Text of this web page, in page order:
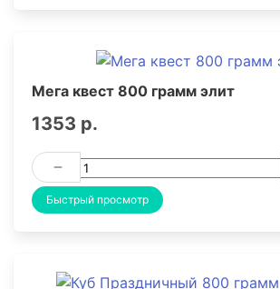
Мега квест 800 грамм элит
1353 р.
Быстрый просмотр